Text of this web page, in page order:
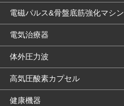
電磁パルス&骨盤底筋強化マシン
電気治療器
体外圧力波
高気圧酸素カプセル
健康機器